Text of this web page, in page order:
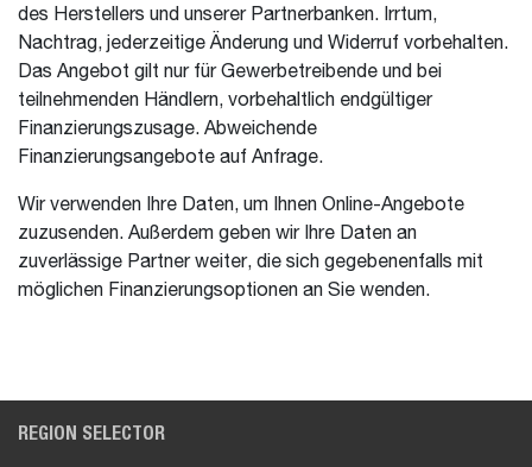
des Herstellers und unserer Partnerbanken. Irrtum,
Nachtrag, jederzeitige Änderung und Widerruf vorbehalten.
Das Angebot gilt nur für Gewerbetreibende und bei
teilnehmenden Händlern, vorbehaltlich endgültiger
Finanzierungszusage. Abweichende
Finanzierungsangebote auf Anfrage.
Wir verwenden Ihre Daten, um Ihnen Online-Angebote
zuzusenden. Außerdem geben wir Ihre Daten an
zuverlässige Partner weiter, die sich gegebenenfalls mit
möglichen Finanzierungsoptionen an Sie wenden.
REGION SELECTOR